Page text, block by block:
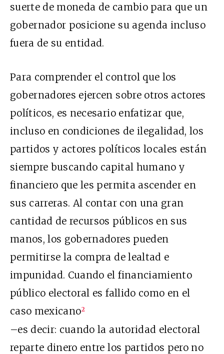
suerte de moneda de cambio para que un
gobernador posicione su agenda incluso
fuera de su entidad.
Para comprender el control que los
gobernadores ejercen sobre otros actores
políticos, es necesario enfatizar que,
incluso en condiciones de ilegalidad, los
partidos y actores políticos locales están
siempre buscando capital humano y
financiero que les permita ascender en
sus carreras. Al contar con una gran
cantidad de recursos públicos en sus
manos, los gobernadores pueden
permitirse la compra de lealtad e
impunidad. Cuando el financiamiento
público electoral es fallido como en el
caso mexicano2
–es decir: cuando la autoridad electoral
reparte dinero entre los partidos pero no